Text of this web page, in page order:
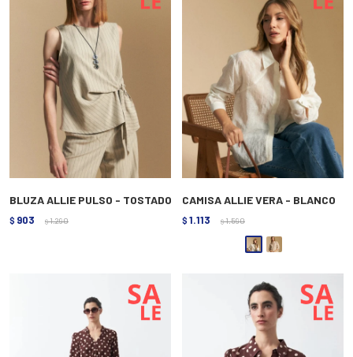
BLUZA ALLIE PULSO - TOSTADO
$ 903 $ 1.290
CAMISA ALLIE VERA - BLANCO
$ 1.113 $ 1.590